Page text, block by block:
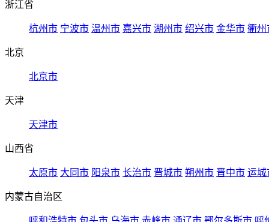
浙江省
杭州市 宁波市 温州市 嘉兴市 湖州市 绍兴市 金华市 衢州
北京
北京市
天津
天津市
山西省
太原市 大同市 阳泉市 长治市 晋城市 朔州市 晋中市 运城
内蒙古自治区